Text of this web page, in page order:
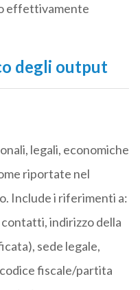
effettivamente
degli output
legali, economiche
riportate nel
Include i riferimenti a:
indirizzo della
sede legale,
fiscale/partita